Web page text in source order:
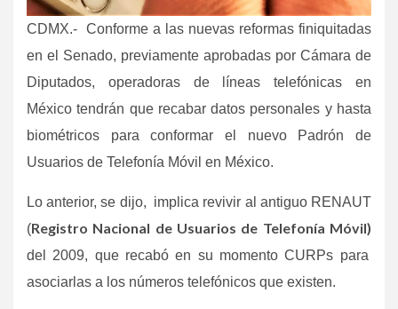
CDMX.- Conforme a las nuevas reformas finiquitadas
en el Senado, previamente aprobadas por Cámara de
Diputados, operadoras de líneas telefónicas en
México tendrán que recabar datos personales y hasta
biométricos para conformar el nuevo Padrón de
Usuarios de Telefonía Móvil en México.
Lo anterior, se dijo, implica revivir al antiguo RENAUT
(Registro Nacional de Usuarios de Telefonía Móvil)
del 2009, que recabó en su momento CURPs para
asociarlas a los números telefónicos que existen.